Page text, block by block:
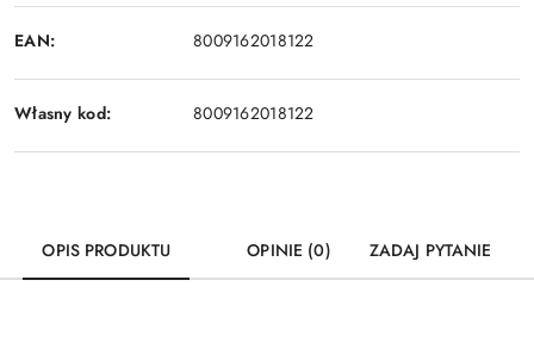
EAN: 8009162018122
Własny kod: 8009162018122
OPIS PRODUKTU OPINIE (0) ZADAJ PYTANIE